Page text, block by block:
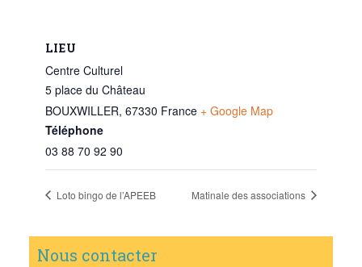
LIEU
Centre Culturel
5 place du Château
BOUXWILLER, 67330 France + Google Map
Téléphone
03 88 70 92 90
Loto bingo de l’APEEB Matinale des associations
Nous contacter